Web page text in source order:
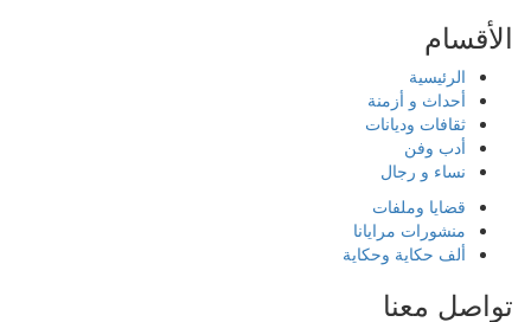
الأقسام
الرئيسية
أحداث و أزمنة
ثقافات وديانات
أدب وفن
نساء و رجال
قضايا وملفات
منشورات مرايانا
ألف حكاية وحكاية
تواصل معنا